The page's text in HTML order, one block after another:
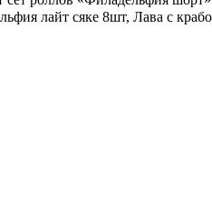
лайт сяке 8шт, Лава с